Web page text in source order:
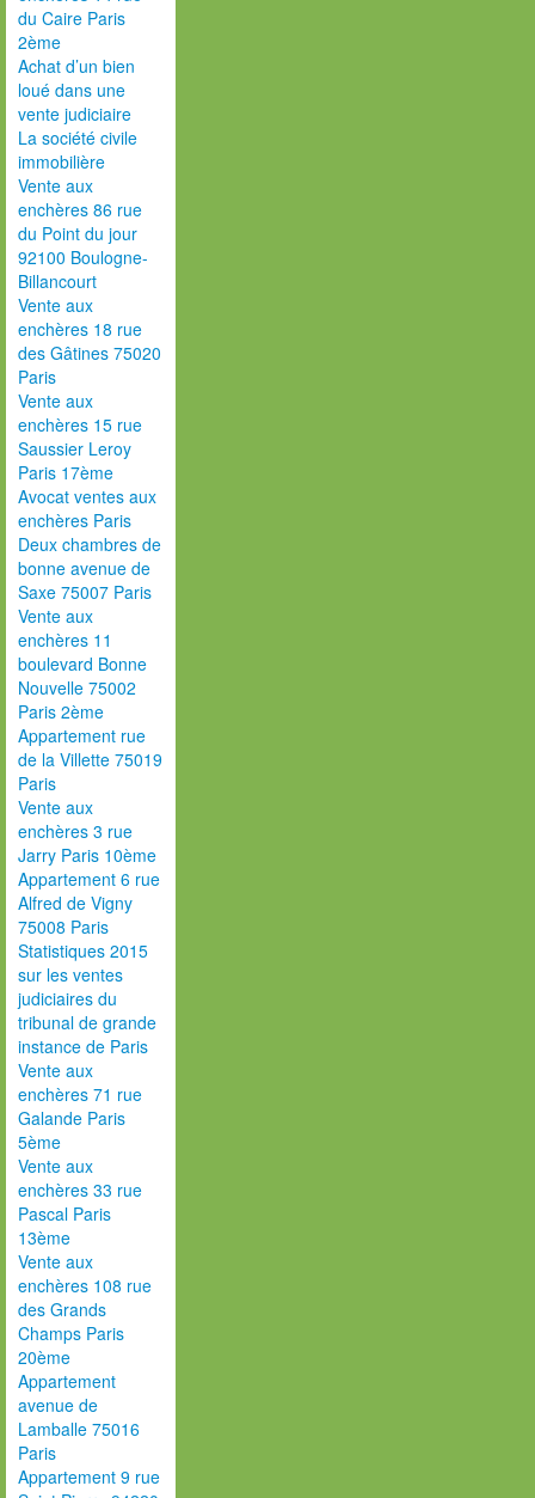
du Caire Paris
2ème
Achat d’un bien
loué dans une
vente judiciaire
La société civile
immobilière
Vente aux
enchères 86 rue
du Point du jour
92100 Boulogne-
Billancourt
Vente aux
enchères 18 rue
des Gâtines 75020
Paris
Vente aux
enchères 15 rue
Saussier Leroy
Paris 17ème
Avocat ventes aux
enchères Paris
Deux chambres de
bonne avenue de
Saxe 75007 Paris
Vente aux
enchères 11
boulevard Bonne
Nouvelle 75002
Paris 2ème
Appartement rue
de la Villette 75019
Paris
Vente aux
enchères 3 rue
Jarry Paris 10ème
Appartement 6 rue
Alfred de Vigny
75008 Paris
Statistiques 2015
sur les ventes
judiciaires du
tribunal de grande
instance de Paris
Vente aux
enchères 71 rue
Galande Paris
5ème
Vente aux
enchères 33 rue
Pascal Paris
13ème
Vente aux
enchères 108 rue
des Grands
Champs Paris
20ème
Appartement
avenue de
Lamballe 75016
Paris
Appartement 9 rue